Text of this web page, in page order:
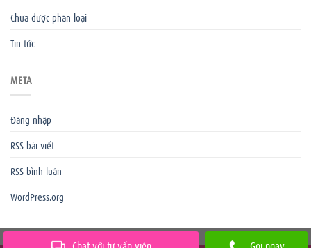
Chưa được phân loại
Tin tức
META
Đăng nhập
RSS bài viết
RSS bình luận
WordPress.org